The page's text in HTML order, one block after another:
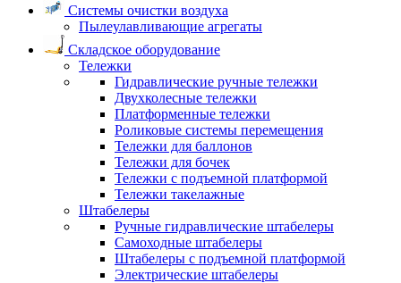
Системы очистки воздуха
Пылеулавливающие агрегаты
Складское оборудование
Тележки
Гидравлические ручные тележки
Двухколесные тележки
Платформенные тележки
Роликовые системы перемещения
Тележки для баллонов
Тележки для бочек
Тележки с подъемной платформой
Тележки такелажные
Штабелеры
Ручные гидравлические штабелеры
Самоходные штабелеры
Штабелеры с подъемной платформой
Электрические штабелеры